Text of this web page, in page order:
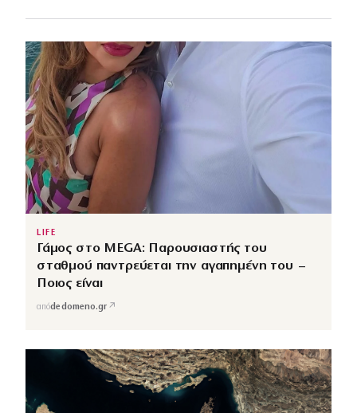
LIFE
Γάμος στο MEGA: Παρουσιαστής του
σταθμού παντρεύεται την αγαπημένη του –
Ποιος είναι
απόdedomeno.gr ↗